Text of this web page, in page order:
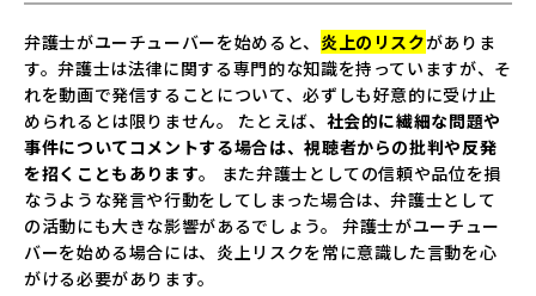
弁護士がユーチューバーを始めると、 炎上のリスクがありま
す。弁護士は法律に関する専門的な知識を持っていますが、そ
れを動画で発信することについて、必ずしも好意的に受け止
められるとは限りません。 たとえば、 社会的に繊細な問題や
事件についてコメントする場合は、視聴者からの批判や反発
を招くこともあります。 また弁護士としての信頼や品位を損
なうような発言や行動をしてしまった場合は、弁護士として
の活動にも大きな影響があるでしょう。 弁護士がユーチュー
バーを始める場合には、炎上リスクを常に意識した言動を心
がける必要があります。